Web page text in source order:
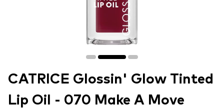
CATRICE Glossin' Glow Tinted
Lip Oil - 070 Make A Move